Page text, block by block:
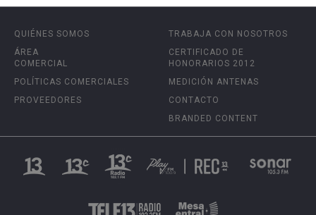
QUIÉNES SOMOS
ÁREA
COMERCIAL
POLÍTICAS COMERCIALES
PROVEEDORES
TRABAJA CON NOSOTROS
CERTIFICADO DE
HONORARIOS 2012
MEDICIÓN ANTENAS
CONTACTO
BRANDED CONTENT